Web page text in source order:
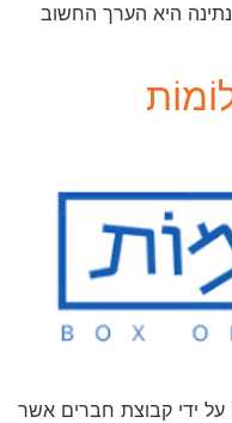
היא הערך החשוב
אַרְגָּז שֶׁל חֲלוֹמוֹת הוקמה בשנת 2012 על ידי קבוצת חברים אשר